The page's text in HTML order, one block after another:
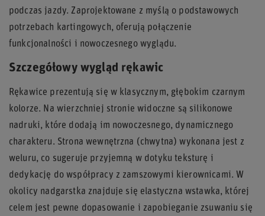
podczas jazdy. Zaprojektowane z myślą o podstawowych
potrzebach kartingowych, oferują połączenie
funkcjonalności i nowoczesnego wyglądu.
Szczegółowy wygląd rękawic
Rękawice prezentują się w klasycznym, głębokim czarnym
kolorze. Na wierzchniej stronie widoczne są silikonowe
nadruki, które dodają im nowoczesnego, dynamicznego
charakteru. Strona wewnętrzna (chwytna) wykonana jest z
weluru, co sugeruje przyjemną w dotyku teksturę i
dedykację do współpracy z zamszowymi kierownicami. W
okolicy nadgarstka znajduje się elastyczna wstawka, której
celem jest pewne dopasowanie i zapobieganie zsuwaniu się